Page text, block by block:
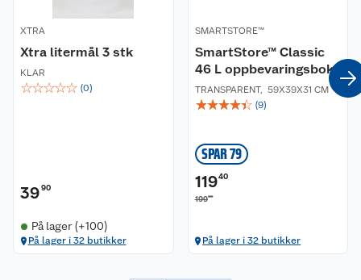
Materiale:
100% polyester
Materialegenskaper:
Slim fit-modell. Normal i størrelsen.
Kan vaskes i vaskemaskin på maks 40 grader. Kan
tørkes i tørketrommel på lav varme.
XTRA
Xtra litermål 3 stk
KLAR
☆☆☆☆☆ (0)
3990
På lager (+100)
På lager i 32 butikker
SMARTSTORE™
SmartStore™ Classic
46 L oppbevaringsboks
TRANSPARENT, 59X39X31 CM
☆☆☆☆☆ (9)
SPAR 79
11940
19900
På lager i 32 butikker